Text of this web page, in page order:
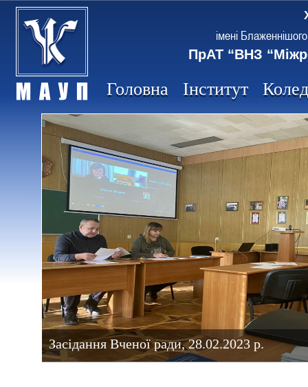
імені
ПрАТ “ВНЗ
Головна Інститут
Засідання Вченої ради, 28.02.2023 р.